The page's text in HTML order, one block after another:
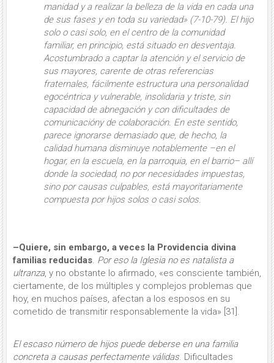
manidad y a realizar la belleza de la vida en cada una
de sus fases y en toda su variedad» (7-10-79). El hijo
solo o casi solo, en el centro de la comunidad
familiar, en principio, está situado en desventaja.
Acostumbrado a captar la atención y el servicio de
sus mayores, carente de otras referencias
fraternales, fácilmente estructura una personalidad
egocéntrica y vulnerable, insolidaria y triste, sin
capacidad de abnegación y con dificul­tades de
comunicacióny de colaboración. En este sentido,
parece ignorarse demasiado que, de he­cho, la
calidad humanadisminuye notablemente –en el
hogar, en la escuela, en la parroquia, en el ba­rrio– allí
donde la sociedad, no por necesidades impuestas,
sino por causas culpables, está mayo­ritariamente
compuesta por hijos solos o casi solos.
–Quiere, sin embargo, a veces la Providencia divina
familias reducidas. Por eso la Iglesia no es natalista a
ultranza, y no obstante lo afirmado, «es consciente también,
ciertamente, de los múltiples y complejos problemas que
hoy, en muchos países, afectan a los esposos en su
cometido de transmitir responsablemente la vida» [31].
El escaso número de hijos puede de­berse en una familia
concreta a causas perfectamente válidas. Difi­cultades